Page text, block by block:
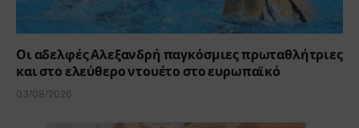
Οι αδελφές Αλεξανδρή παγκόσμιες πρωταθλήτριες
και στο ελεύθερο ντουέτο στο ευρωπαϊκό
03/08/2026